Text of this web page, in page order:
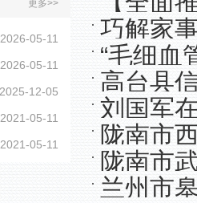
更多>>
2026-05-11
2026-05-11
2025-12-05
2021-05-11
2021-05-11
活主动
巧解家
店镇中
“毛细
阳市宁
高台县
刘国军
陇南市
陇南市
兰州市